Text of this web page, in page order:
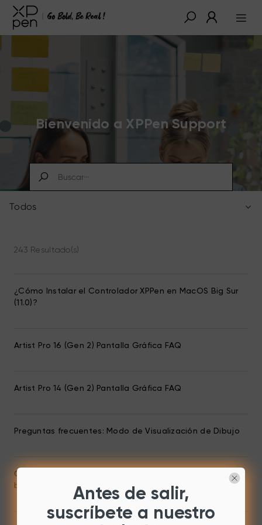
Bienvenido a XPPen Support
Todos
243 Resultado(s)
¿Cómo Instalar el Controlador XPPen en MacOS Big Sur
(11.0)?
Artist Pro 16 (Gen 2) Pantalla Gráfica FAQ
Artist Pro 14 (Gen 2) Pantalla Gráfica FAQ
Preguntas frecuentes: Modo de Visualización de Dibujo
Cómo instalar el controlador de XPPen en Ubuntu (64
bits) de Linux
Antes de salir,
suscríbete a nuestro